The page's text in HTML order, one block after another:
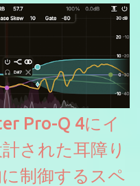
Pro-Q 4にイ
された耳障り
制御するスペ